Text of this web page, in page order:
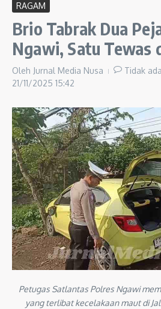
RAGAM
Brio Tabrak Dua
Ngawi, Satu Tewas
Oleh Jurnal Media Nusa
Tidak
21/11/2025 15:42
Petugas Satlantas Polres Ngawi
yang terlibat kecelakaan maut di